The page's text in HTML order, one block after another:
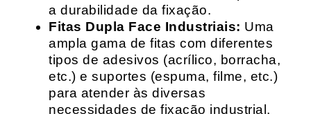
a durabilidade da fixação.
Fitas Dupla Face Industriais: Uma
ampla gama de fitas com diferentes
tipos de adesivos (acrílico, borracha,
etc.) e suportes (espuma, filme, etc.)
para atender às diversas
necessidades de fixação industrial,